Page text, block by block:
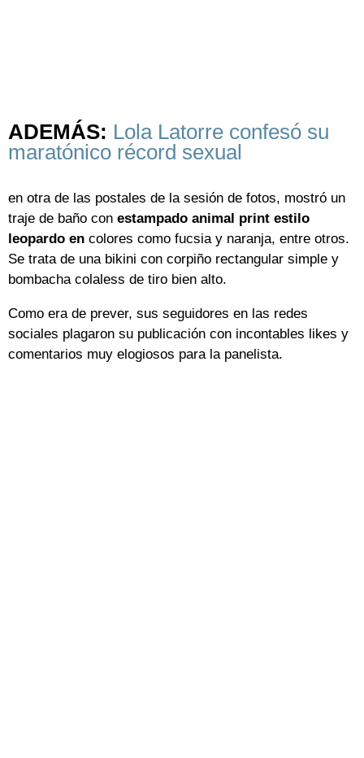
ADEMÁS: Lola Latorre confesó su
maratónico récord sexual
en otra de las postales de la sesión de fotos, mostró un
traje de baño con estampado animal print estilo
leopardo en colores como fucsia y naranja, entre otros.
Se trata de una bikini con corpiño rectangular simple y
bombacha colaless de tiro bien alto.
Como era de prever, sus seguidores en las redes
sociales plagaron su publicación con incontables likes y
comentarios muy elogiosos para la panelista.